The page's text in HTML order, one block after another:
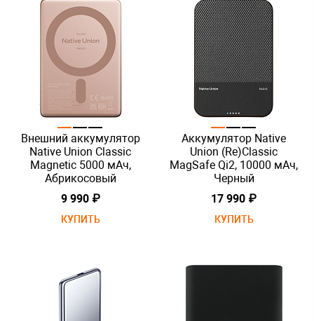
Внешний аккумулятор
Native Union Classic
Magnetic 5000 мАч,
Абрикосовый
9 990 ₽
КУПИТЬ
Аккумулятор Native
Union (Re)Classic
MagSafe Qi2, 10000 мАч,
Черный
17 990 ₽
КУПИТЬ